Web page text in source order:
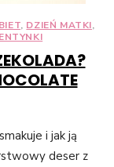
, DZIEŃ MATKI,
i jak ją
deser z